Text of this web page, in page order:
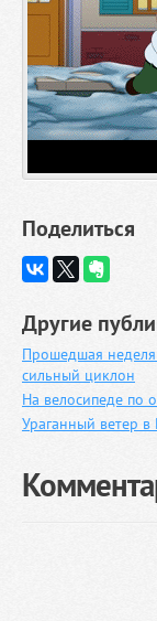
Поделиться
Другие
Прошедшая
сильный циклон
На велосипеде по
Ураганный ветер